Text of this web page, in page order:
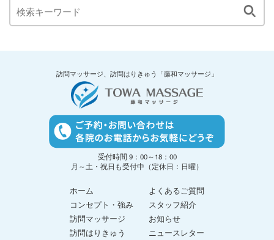
訪問マッサージ、訪問はりきゅう「藤和マッサージ」
受付時間 9：00～18：00
月～土・祝日も受付中（定休日：日曜）
ホーム
コンセプト・強み
訪問マッサージ
訪問はりきゅう
よくあるご質問
スタッフ紹介
お知らせ
ニュースレター